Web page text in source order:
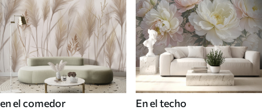
en el comedor En el techo